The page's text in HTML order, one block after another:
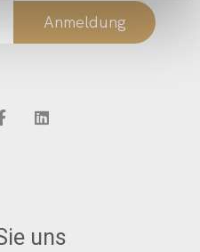
Anmeldung
uns